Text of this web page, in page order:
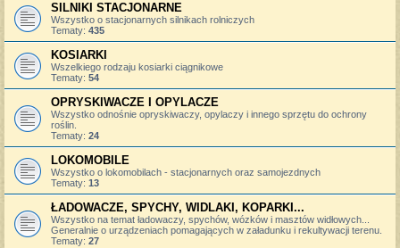
SILNIKI STACJONARNE
Wszystko o stacjonarnych silnikach rolniczych
Tematy: 435
KOSIARKI
Wszelkiego rodzaju kosiarki ciągnikowe
Tematy: 54
OPRYSKIWACZE I OPYLACZE
Wszystko odnośnie opryskiwaczy, opylaczy i innego sprzętu do ochrony
roślin.
Tematy: 24
LOKOMOBILE
Wszystko o lokomobilach - stacjonarnych oraz samojezdnych
Tematy: 13
ŁADOWACZE, SPYCHY, WIDLAKI, KOPARKI...
Wszystko na temat ładowaczy, spychów, wózków i masztów widłowych...
Generalnie o urządzeniach pomagających w załadunku i rekultywacji terenu.
Tematy: 27